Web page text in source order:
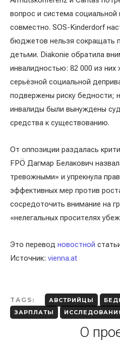
вопрос и система
совместно. SOS-Kinderdorf
бюджетов нельзя сокращать
детьми. Diakonie обратила
инвалидностью: 82 000 из них
серьёзной социальной
подвержены риску бедности;
инвалиды были вынуждены
средства к существованию.
От оппозиции раздалась
FPÖ Дагмар Белакович
тревожными» и упрекнула
эффективных мер против
сосредоточить внимание на
«нелегальных просителях
Это перевод новостной
Источник: vienna.at
TAGS: АВСТРИЙЦЫ
ЗАРПЛАТЫ
О